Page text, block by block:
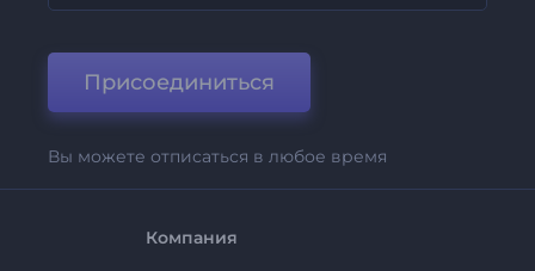
Присоединиться
Вы можете отписаться в любое время
Компания